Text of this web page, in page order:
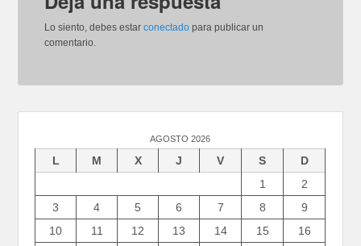
Lo siento, debes estarconectado para publicar un
comentario.
AGOSTO 2026
L M X J V S
D
1
2
3
4 5 6 7 8
9
10
11 12 13 14 15
16